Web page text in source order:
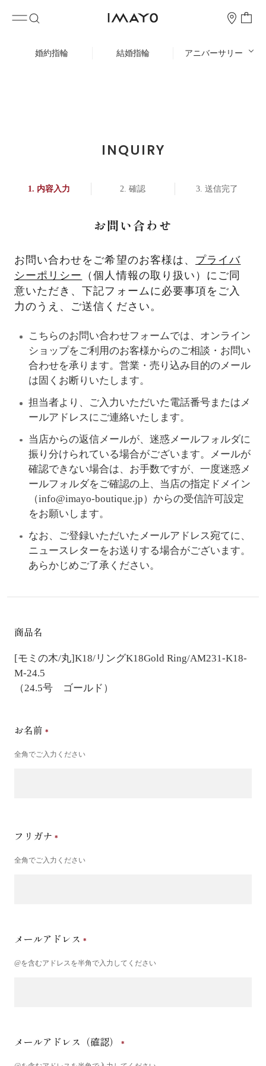
婚約指輪 結婚指輪 アニバーサリー
INQUIRY
内容入力 確認 送信完了
お問い合わせ
お問い合わせをご希望のお客様は、 プライバ
シーポリシー
（個人情報の取り扱い）にご同
意いただき、下記フォームに必要事項をご入
力のうえ、ご送信ください。
こちらのお問い合わせフォームでは、オンライン
ショップをご利用のお客様からのご相談・お問い
合わせを承ります。営業・売り込み目的のメール
は固くお断りいたします。
担当者より、ご入力いただいた電話番号またはメ
ールアドレスにご連絡いたします。
当店からの返信メールが、迷惑メールフォルダに
振り分けられている場合がございます。メールが
確認できない場合は、お手数ですが、一度迷惑メ
ールフォルダをご確認の上、当店の指定ドメイン
（info@imayo-boutique.jp）からの受信許可設定
をお願いします。
なお、ご登録いただいたメールアドレス宛てに、
ニュースレターをお送りする場合がございます。
あらかじめご了承ください。
商品名
[モミの木/丸]K18/リングK18Gold Ring/AM231-K18-
M-24.5
（24.5号 ゴールド）
お名前
全角でご入力ください
フリガナ
全角でご入力ください
メールアドレス
@を含むアドレスを半角で入力してください
メールアドレス（確認）